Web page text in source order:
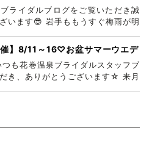
ライダルブログをご覧いただき誠
います😎 岩手ももうすぐ梅雨が明
催】8/11～16♡お盆サマーウエデ
も花巻温泉ブライダルスタッフブ
き、ありがとうございます☆ 来月